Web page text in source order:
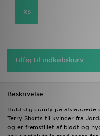
XS
Tilføj til indkøbskurv
Beskrivelse
Hold dig comfy på afslappede
Terry Shorts til kvinder fra
og er fremstillet af blødt og